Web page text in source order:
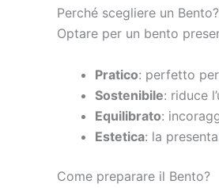
Perché scegliere un Bento?
Optare per un bento
Pratico: perfetto
Sostenibile: riduce
Equilibrato:
Estetica: la
Come preparare il Bento?